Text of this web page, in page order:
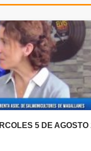
5 DE AGOSTO